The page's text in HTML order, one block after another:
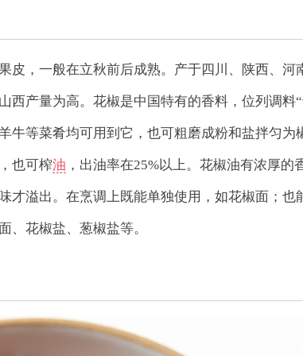
皮，一般在立秋前后成熟。产于四川、陕西、河
西产量为高。花椒是中国特有的香料，位列调料
牛等菜肴均可用到它，也可粗磨成粉和盐拌匀为
也可榨油 ，出油率在25%以上。花椒油有浓厚的
才溢出。在烹调上既能单独使用，如花椒面；也
、花椒盐、葱椒盐等。